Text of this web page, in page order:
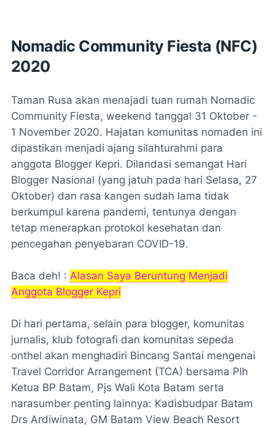
Nomadic Community Fiesta (NFC)
2020
Taman Rusa akan menajadi tuan rumah Nomadic
Community Fiesta, weekend tanggal 31 Oktober -
1 November 2020. Hajatan komunitas nomaden ini
dipastikan menjadi ajang silahturahmi para
anggota Blogger Kepri. Dilandasi semangat Hari
Blogger Nasional (yang jatuh pada hari Selasa, 27
Oktober) dan rasa kangen sudah lama tidak
berkumpul karena pandemi, tentunya dengan
tetap menerapkan protokol kesehatan dan
pencegahan penyebaran COVID-19.
Baca deh! : Alasan Saya Beruntung Menjadi
Anggota Blogger Kepri
Di hari pertama, selain para blogger, komunitas
jurnalis, klub fotografi dan komunitas sepeda
onthel akan menghadiri Bincang Santai mengenai
Travel Corridor Arrangement (TCA) bersama Plh
Ketua BP Batam, Pjs Wali Kota Batam serta
narasumber penting lainnya: Kadisbudpar Batam
Drs Ardiwinata, GM Batam View Beach Resort